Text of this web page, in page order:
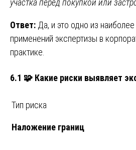
участка перед покупкой или
Ответ: Да, и это одно из
применений экспертизы в
практике.
6.1 🧩 Какие риски выявляет
Тип риска
Наложение границ